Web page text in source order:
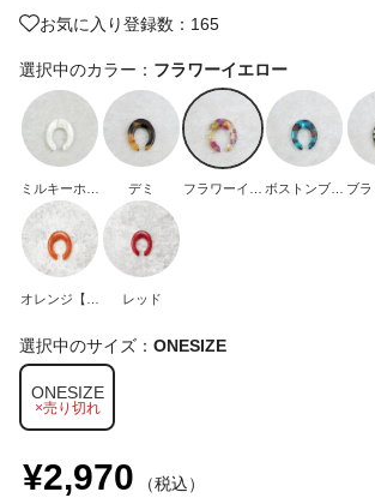
お気に入り登録数：165
選択中のカラー： フラワーイエロー
ミルキーホワ
イト
デミ
フラワーイエ
ボストンブル
ブラ
オレンジ【26
レッド
選択中のサイズ： ONESIZE
ONESIZE
×売り切れ
¥2,970 （税込）